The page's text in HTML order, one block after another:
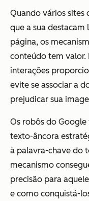
Quando vários
que a sua destacam
página, os
conteúdo tem valor.
interações
evite se associar a
prejudicar sua
Os robôs do
texto-âncora
à palavra-chave do
mecanismo
precisão para
e como conquistá-